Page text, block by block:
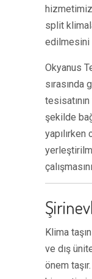
split
edilmesini
Okyanus
sırasında
şekilde
yapılırken
Klima
ve dış
önem